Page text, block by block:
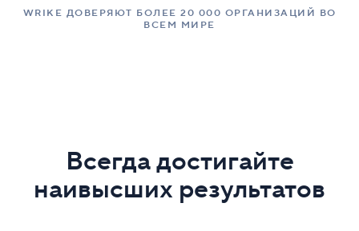
WRIKE ДОВЕРЯЮТ БОЛЕЕ 20 000 ОРГАНИЗАЦИЙ ВО
ВСЕМ МИРЕ
Всегда достигайте
наивысших результатов